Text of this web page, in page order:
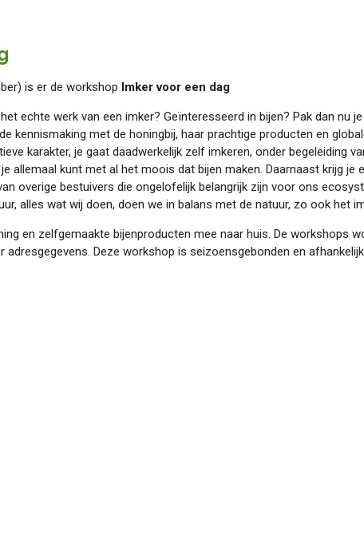
is er de workshop Imker voor een dag
echte werk van een imker? Geïnteresseerd in bijen? Pak dan nu
kennismaking met de honingbij, haar prachtige producten en
karakter, je gaat daadwerkelijk zelf imkeren, onder begeleiding
allemaal kunt met al het moois dat bijen maken. Daarnaast krijg je
overige bestuivers die ongelofelijk belangrijk zijn voor ons
alles wat wij doen, doen we in balans met de natuur, zo ook het
en zelfgemaakte bijenproducten mee naar huis. De workshops
adresgegevens. Deze workshop is seizoensgebonden en